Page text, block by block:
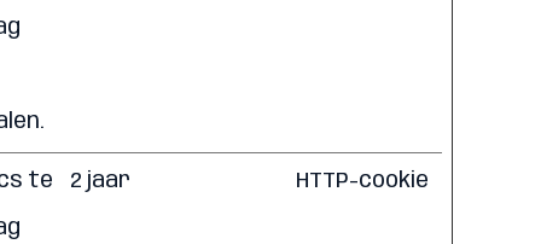
te 2 jaar HTTP-cookie